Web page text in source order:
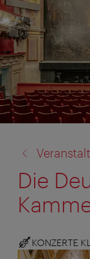
zu:
Die
KONZERTE